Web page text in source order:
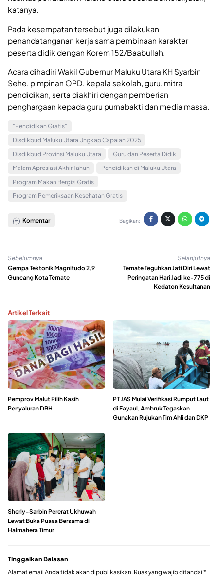
katanya.
Pada kesempatan tersebut juga dilakukan
penandatanganan kerja sama pembinaan karakter
peserta didik dengan Korem 152/Baabullah.
Acara dihadiri Wakil Gubernur Maluku Utara KH Syarbin
Sehe, pimpinan OPD, kepala sekolah, guru, mitra
pendidikan, serta diakhiri dengan pemberian
penghargaan kepada guru purnabakti dan media massa.
"Pendidikan Gratis"
Disdikbud Maluku Utara Ungkap Capaian 2025
Disdikbud Provinsi Maluku Utara
Guru dan Peserta Didik
Malam Apresiasi Akhir Tahun
Pendidikan di Maluku Utara
Program Makan Bergizi Gratis
Program Pemeriksaan Kesehatan Gratis
Komentar Bagikan:
Sebelumnya
Gempa Tektonik Magnitudo 2,9
Guncang Kota Ternate
Selanjutnya
Ternate Teguhkan Jati Diri Lewat
Peringatan Hari Jadi ke-775 di
Kedaton Kesultanan
Artikel Terkait
Pemprov Malut Pilih Kasih
Penyaluran DBH
PT JAS Mulai Verifikasi Rumput Laut
di Fayaul, Ambruk Tegaskan
Gunakan Rujukan Tim Ahli dan DKP
Sherly–Sarbin Pererat Ukhuwah
Lewat Buka Puasa Bersama di
Halmahera Timur
Tinggalkan Balasan
Alamat email Anda tidak akan dipublikasikan. Ruas yang wajib ditandai *